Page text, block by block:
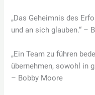
„Das Geheimnis des
und an sich glauben.“ –
„Ein Team zu führen
übernehmen, sowohl in
– Bobby Moore